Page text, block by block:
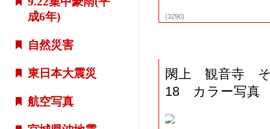
成6年)
自然災害
東日本大震災
航空写真
(3290)
閖上 観音寺
18 カラー写真